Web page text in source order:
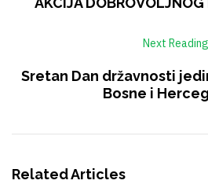
Next Reading
Sretan Dan državnosti
Bosne i
Related Articles